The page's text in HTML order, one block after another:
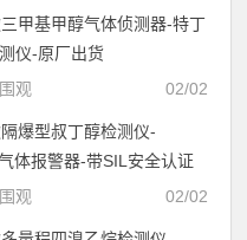
甲基甲醇气体侦测器-特丁
仪-原厂出货
02/02
观
爆型叔丁醇检测仪-
体报警器-带SIL安全认证
02/02
观